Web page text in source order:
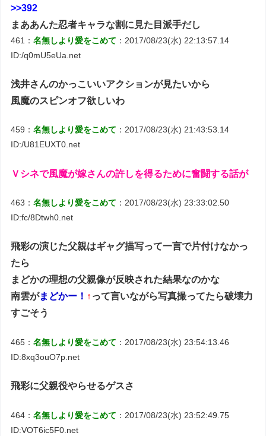
>>392
まああんた忍者キャラな割に見た目派手だし
461：名無しより愛をこめて ：2017/08/23(水) 22:13:57.14
ID:/q0mU5eUa.net
浅井さんのかっこいいアクションが見たいから
風魔のスピンオフ欲しいわ
459：名無しより愛をこめて ：2017/08/23(水) 21:43:53.14
ID:/U81EUXT0.net
Ｖシネで風魔が嫁さんの許しを得るために奮闘する話が
463：名無しより愛をこめて ：2017/08/23(水) 23:33:02.50
ID:fc/8Dtwh0.net
飛彩の演じた父親はギャグ描写って一言で片付けなかっ
たら
まどかの理想の父親像が反映された結果なのかな
南雲がまどかー！ ↑ って言いながら写真撮ってたら破壊力
すごそう
465：名無しより愛をこめて ：2017/08/23(水) 23:54:13.46
ID:8xq3ouO7p.net
飛彩に父親役やらせるゲスさ
464：名無しより愛をこめて ：2017/08/23(水) 23:52:49.75
ID:VOT6ic5F0.net